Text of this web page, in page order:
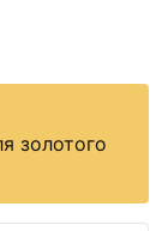
золотого